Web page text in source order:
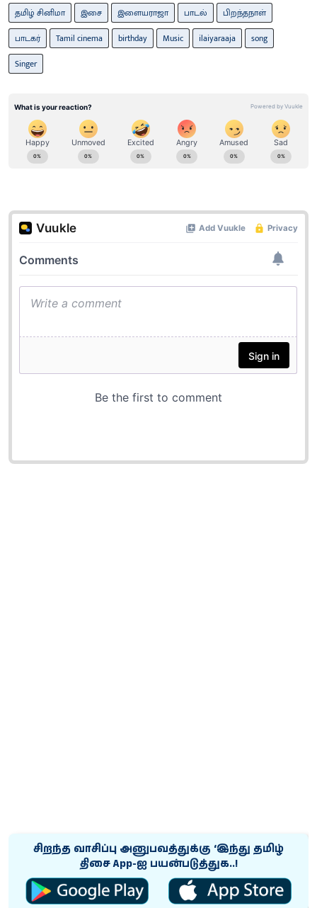
தமிழ் சினிமா இசை இளையராஜா பாடல்
பிறந்தநாள்
பாடகர்
Tamil cinema birthday Music ilaiyaraaja
song
Singer
சிறந்த வாசிப்பு அனுபவத்துக்கு ‘இந்து தமிழ்
திசை App-ஐ பயன்படுத்துக..!